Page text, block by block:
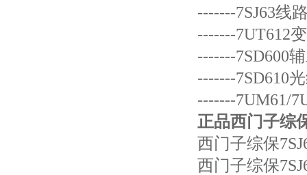
-------7SJ63线
-------7UT612
-------7SD600
-------7SD610
-------7UM61/
正品西门子综
西门子综保
西门子综保